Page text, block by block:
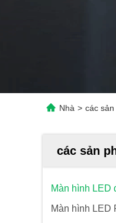
Nhà > các sản
các sản
Màn hình LED
Màn hình LED